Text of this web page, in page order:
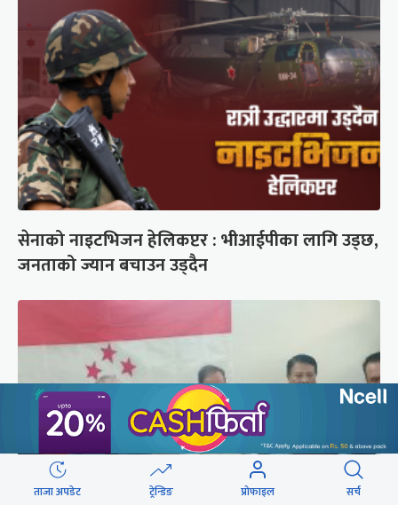
सेनाको नाइटभिजन हेलिकप्टर : भीआईपीका लागि उड्छ,
जनताको ज्यान बचाउन उड्दैन
ताजा अपडेट ट्रेन्डिङ प्रोफाइल सर्च